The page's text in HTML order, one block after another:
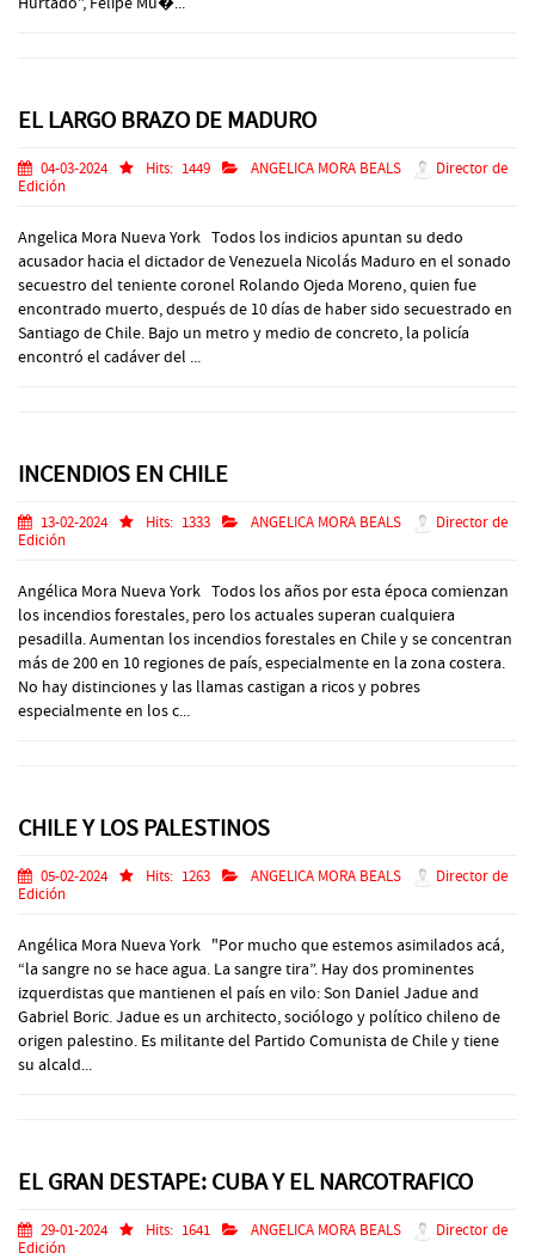
EL LARGO BRAZO DE MADURO
04-03-2024 Hits: 1449 ANGELICA MORA BEALS
Director de
Edición
Angelica Mora Nueva York Todos los indicios apuntan su dedo
acusador hacia el dictador de Venezuela Nicolás Maduro en el sonado
secuestro del teniente coronel Rolando Ojeda Moreno, quien fue
encontrado muerto, después de 10 días de haber sido secuestrado en
Santiago de Chile. Bajo un metro y medio de concreto, la policía
encontró el cadáver del ...
INCENDIOS EN CHILE
13-02-2024 Hits: 1333 ANGELICA MORA BEALS
Director de
Edición
Angélica Mora Nueva York Todos los años por esta época comienzan
los incendios forestales, pero los actuales superan cualquiera
pesadilla. Aumentan los incendios forestales en Chile y se concentran
más de 200 en 10 regiones de país, especialmente en la zona costera.
No hay distinciones y las llamas castigan a ricos y pobres
especialmente en los c...
CHILE Y LOS PALESTINOS
05-02-2024 Hits: 1263 ANGELICA MORA BEALS
Director de
Edición
Angélica Mora Nueva York "Por mucho que estemos asimilados acá,
“la sangre no se hace agua. La sangre tira”. Hay dos prominentes
izquerdistas que mantienen el país en vilo: Son Daniel Jadue and
Gabriel Boric. Jadue es un architecto, sociólogo y político chileno de
origen palestino. Es militante del Partido Comunista de Chile y tiene
su alcald...
EL GRAN DESTAPE: CUBA Y EL NARCOTRAFICO
29-01-2024 Hits: 1641 ANGELICA MORA BEALS
Director de
Edición